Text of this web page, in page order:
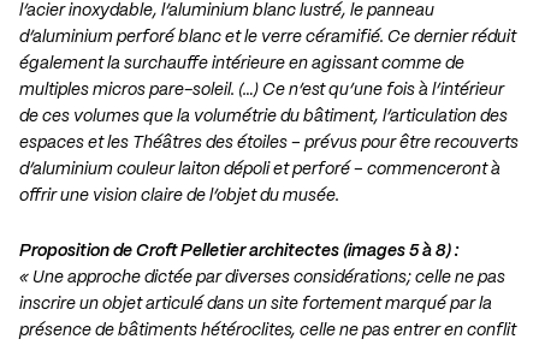
l’acier inoxydable, l’aluminium blanc lustré, le panneau
d’aluminium perforé blanc et le verre céramifié. Ce dernier réduit
également la surchauffe intérieure en agissant comme de
multiples micros pare-soleil. (…) Ce n’est qu’une fois à l’intérieur
de ces volumes que la volumétrie du bâtiment, l’articulation des
espaces et les Théâtres des étoiles – prévus pour être recouverts
d’aluminium couleur laiton dépoli et perforé – commenceront à
offrir une vision claire de l’objet du musée.
Proposition de Croft Pelletier architectes (images 5 à 8) :
« Une approche dictée par diverses considérations; celle ne pas
inscrire un objet articulé dans un site fortement marqué par la
présence de bâtiments hétéroclites, celle ne pas entrer en conflit